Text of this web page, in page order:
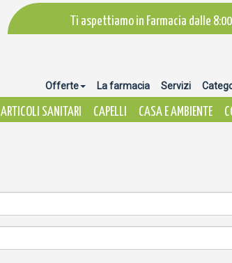
Ti aspettiamo in Farmacia dalle
Offerte La farmacia Servizi
ARTICOLI SANITARI CAPELLI CASA E AMBIENTE